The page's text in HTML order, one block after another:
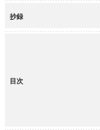
抄録
目次